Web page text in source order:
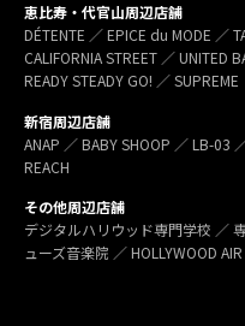
恵比寿・代官山周辺店舗
DÉTENTE ／ EPICE du MODE ／
CALIFORNIA STREET ／ UNITED
READY STEADY GO! ／ SUPREME
新宿周辺店舗
ANAP ／ BABY SHOOP ／ LB-03
REACH
その他周辺店舗
デジタルハリウッド専門学校 ／
ューズ音楽院 ／ HOLLYWOOD